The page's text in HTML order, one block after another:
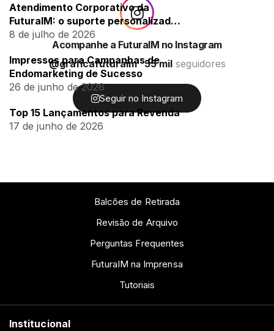
Atendimento Corporativo da
FuturaIM: o suporte personalizado
para empresas
8 de julho de 2026
Impressos para Campanhas de
Endomarketing de Sucesso
26 de junho de 2026
Top 15 Lançamentos para Revenda
17 de junho de 2026
Acompanhe a FuturaIM no Instagram
@graficafuturaim 55 milseguidores
Seguir no Instagram
Balcões de Retirada
Revisão de Arquivo
Perguntas Frequentes
FuturaIM na Imprensa
Tutoriais
Institucional